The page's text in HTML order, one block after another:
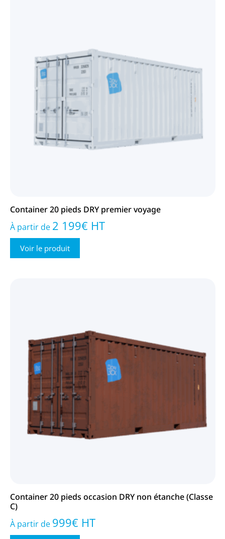
Container 20 pieds DRY premier voyage
À partir de 2 199€ HT
Voir le produit
Container 20 pieds occasion DRY non étanche (Classe
C)
À partir de 999€ HT